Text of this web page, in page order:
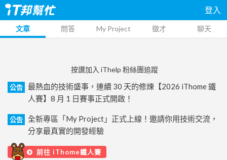
登入
文章 問答 My Project 徵才 聊天
按讚加入 iThelp 粉絲團追蹤
公告
最熱血的技術盛事，連續 30 天的修煉【2026 iThome 鐵
人賽】8 月 1 日賽事正式開啟！
公告
全新專區「My Project」正式上線！邀請你用技術交流，
分享最真實的開發經驗
前往 iThome鐵人賽